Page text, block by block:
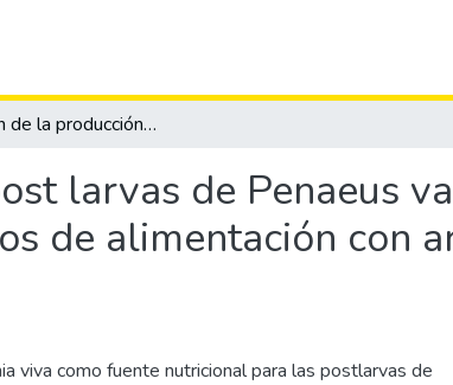
Evaluación de la producción de post larvas de Penaeus vannamei mediante la aplicación de dos tipos de alimentación con artemia sp. en condiciones de laboratorio.
larvas de Penaeus
de alimentación con
viva como fuente nutricional para las postlarvas de